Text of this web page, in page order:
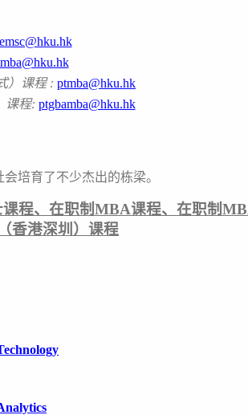
）课程: ptmba@hku.hk
课程: ptgbamba@hku.hk
会培育了不少杰出的栋梁。
课程、在职制MBA课程、在职制
香港深圳）课程